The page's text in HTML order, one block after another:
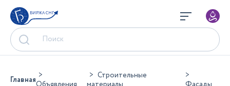
БИРЖА СНГ
Главная
Строительные